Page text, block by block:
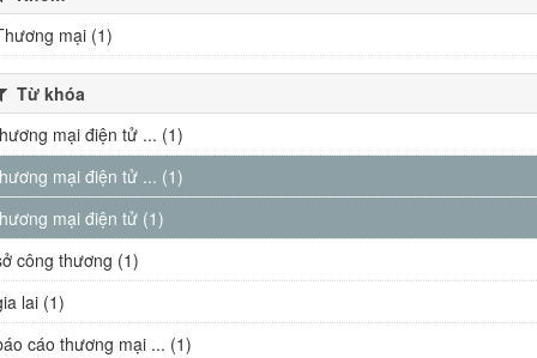
mại (1)
Từ khóa
mại điện tử ... (1)
mại điện tử ... (1)
mại điện tử (1)
công thương (1)
lai (1)
cáo thương mại ... (1)